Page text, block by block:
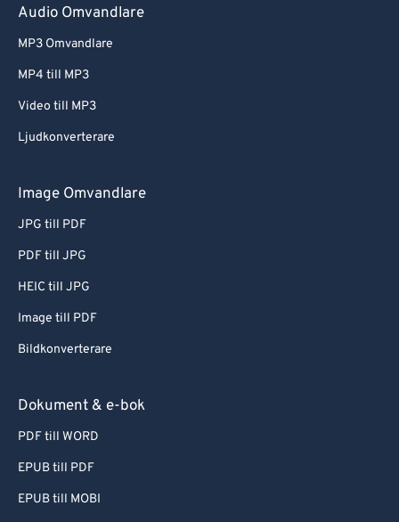
Audio Omvandlare
MP3 Omvandlare
MP4 till MP3
Video till MP3
Ljudkonverterare
Image Omvandlare
JPG till PDF
PDF till JPG
HEIC till JPG
Image till PDF
Bildkonverterare
Dokument & e-bok
PDF till WORD
EPUB till PDF
EPUB till MOBI